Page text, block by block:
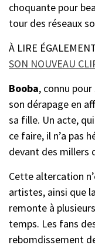
choquante pour
tour des réseaux
À LIRE
SON NOUVEAU
Booba, connu
son dérapage en
sa fille. Un acte,
ce faire, il n’a pas
devant des millers
Cette altercation
artistes, ainsi que
remonte à
temps. Les fans
rebomdissement